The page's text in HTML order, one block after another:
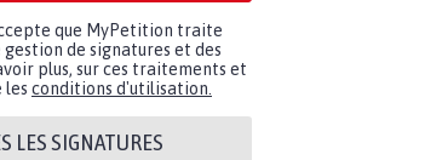
que MyPetition traite
gestion de signatures et des
plus, sur ces traitements et
les conditions d'utilisation.
LES SIGNATURES